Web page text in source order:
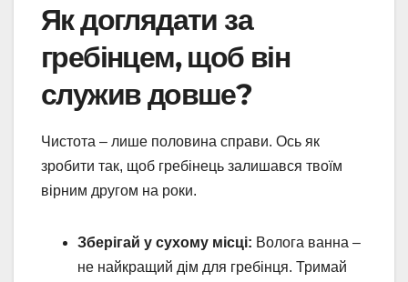
Як доглядати за
гребінцем, щоб він
служив довше?
Чистота – лише половина справи. Ось як
зробити так, щоб гребінець залишався твоїм
вірним другом на роки.
Зберігай у сухому місці: Волога ванна –
не найкращий дім для гребінця. Тримай